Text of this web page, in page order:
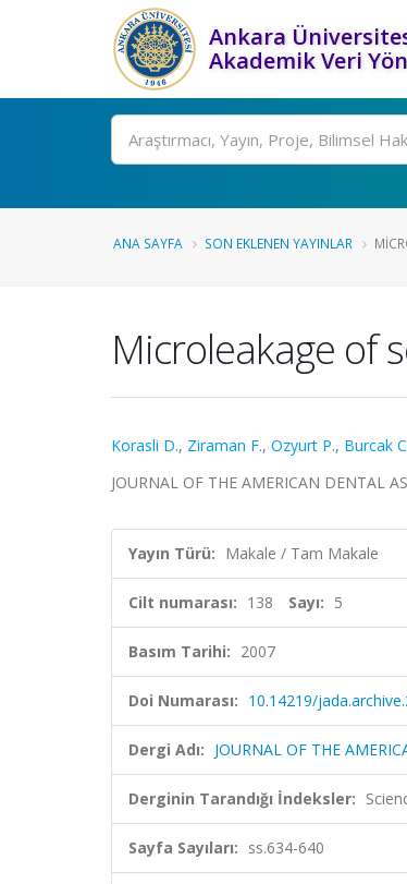
Ankara
Akademik Veri
Ara
ANA SAYFA SON EKLENEN YAYINLAR
Microleakage of
Korasli D., Ziraman F., Ozyurt P., Burcak
JOURNAL OF THE AMERICAN DENTAL
Yayın Türü: Makale / Tam Makale
Cilt numarası: 138 Sayı: 5
Basım Tarihi: 2007
Doi Numarası: 10.14219/
Dergi Adı: JOURNAL OF THE
Derginin Tarandığı İndeksler:
Sayfa Sayıları: ss.634-640